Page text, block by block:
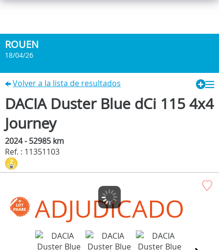
ROUEN
18/04/26
Volver a la lista de resultados
DACIA Duster Blue dCi 115 4x4
Journey
2024 - 52985 km
Ref. : 11351103
ADJUDICADO